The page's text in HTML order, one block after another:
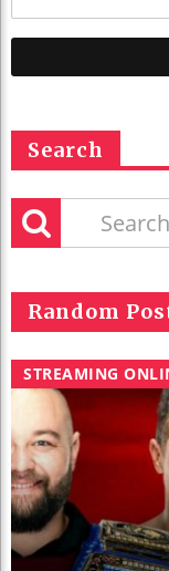
Search
Random
STREAMING